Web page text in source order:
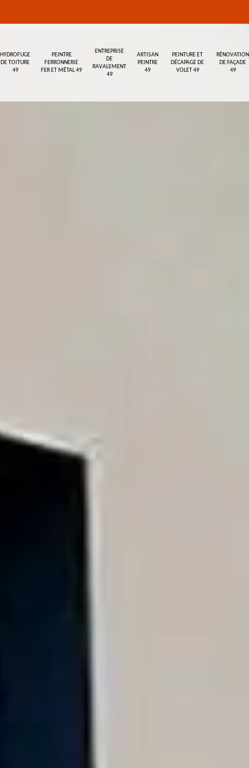
HYDROFUGE
DE TOITURE
49
PEINTRE
FERRONNERIE
FER ET MÉTAL 49
ENTREPRISE
DE
RAVALEMENT
49
ARTISAN
PEINTRE
49
PEINTURE ET
DÉCAPAGE DE
VOLET 49
RÉNOVATION
DE FAÇADE
49